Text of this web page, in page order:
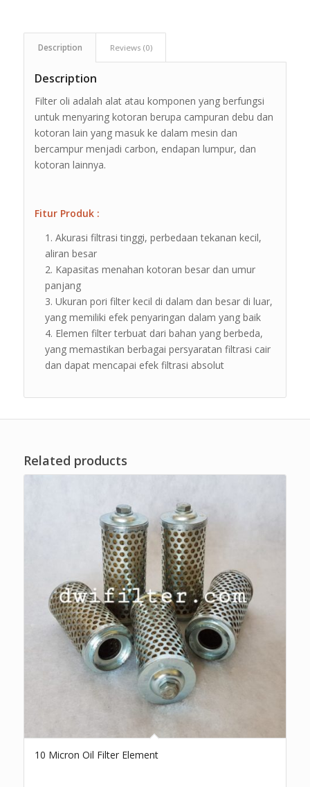
Description Reviews (0)
Description
Filter oli adalah alat atau komponen yang berfungsi
untuk menyaring kotoran berupa campuran debu dan
kotoran lain yang masuk ke dalam mesin dan
bercampur menjadi carbon, endapan lumpur, dan
kotoran lainnya.
Fitur Produk :
Akurasi filtrasi tinggi, perbedaan tekanan kecil,
aliran besar
Kapasitas menahan kotoran besar dan umur
panjang
Ukuran pori filter kecil di dalam dan besar di luar,
yang memiliki efek penyaringan dalam yang baik
Elemen filter terbuat dari bahan yang berbeda,
yang memastikan berbagai persyaratan filtrasi cair
dan dapat mencapai efek filtrasi absolut
Related products
10 Micron Oil Filter Element